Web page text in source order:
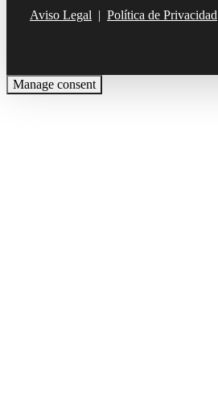
Aviso Legal | Política de Privacidad
Manage consent